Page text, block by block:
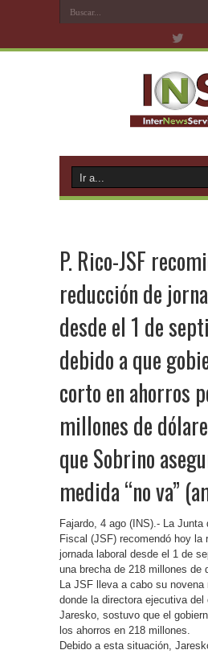
P. Rico-JSF
reducción de
desde el 1 de
debido a que
corto en ahorros
millones de
que Sobrino
medida “no va”
Fajardo, 4 ago (INS).- La Junta
Fiscal (JSF) recomendó hoy la
jornada laboral desde el 1 de
una brecha de 218 millones de
La JSF lleva a cabo su novena
donde la directora ejecutiva del
Jaresko, sostuvo que el
los ahorros en 218 millones.
Debido a esta situación,